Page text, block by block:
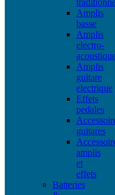
Amplis
basse
Amplis
electro-
Amplis
guitare
electrique
Effets
pedales
guitares
amplis
et
effets
Batteries